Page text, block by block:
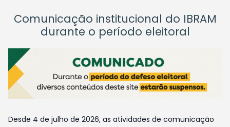
Comunicação institucional do IBRAM
durante o período eleitoral
Desde 4 de julho de 2026, as atividades de comunicação